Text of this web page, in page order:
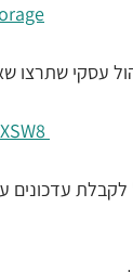
עסקי
עדכונים